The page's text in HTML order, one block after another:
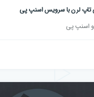
تاپ لرن با سرویس اسنپ پی
و اسنپ پی